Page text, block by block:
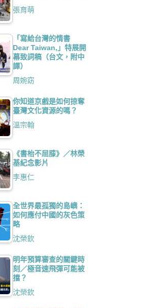
張育萌
「寫給台灣的情書
Dear Taiwan,」特展開
幕致詞稿（台文，附中
譯）
周婉窈
你知道京戲是如何掠奪
臺灣文化資源的嗎？
溫宗翰
《書枱不屈膝》／林榮
基紀念影片
李惠仁
全世界最孤獨的島嶼：
如何應付中國的灰色策
略
沈榮欽
明年預算審查的關鍵時
刻／極音速飛彈可能被
擋？
沈榮欽